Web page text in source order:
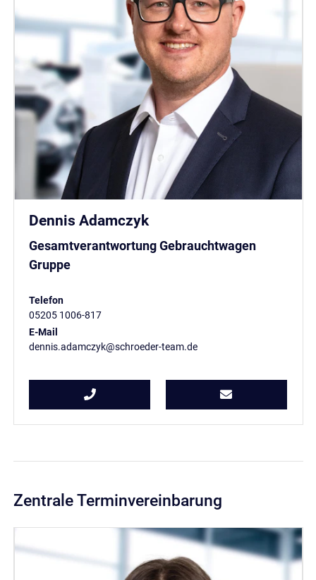
Dennis Adamczyk
Gesamtverantwortung Gebrauchtwagen
Gruppe
Telefon
05205 1006-817
E-Mail
dennis.adamczyk@schroeder-team.de
Zentrale Terminvereinbarung